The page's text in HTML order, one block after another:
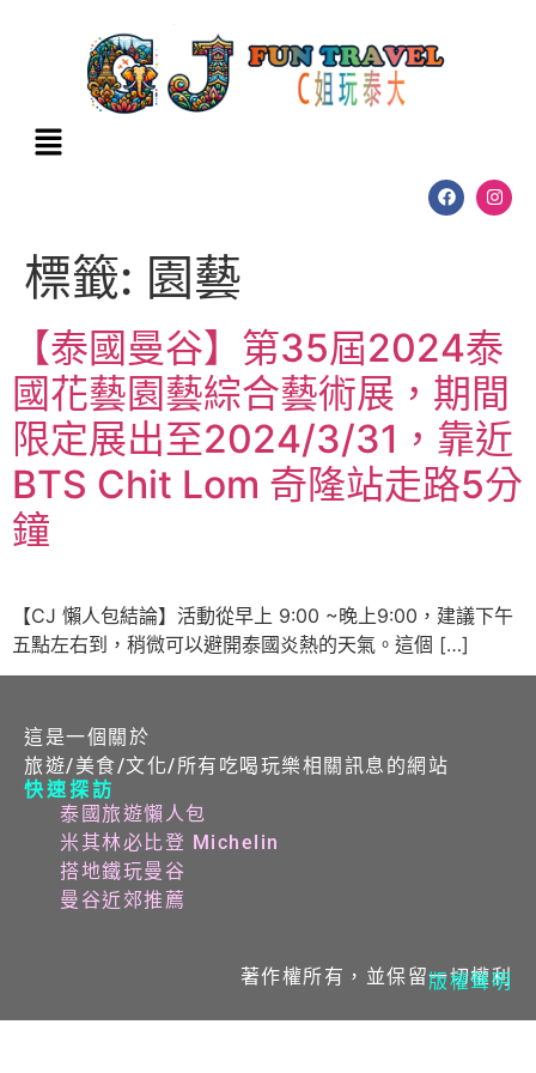
標籤: 園藝
【泰國曼谷】第35屆2024泰
國花藝園藝綜合藝術展，期間
限定展出至2024/3/31，靠近
BTS Chit Lom 奇隆站走路5分
鐘
【CJ 懶人包結論】活動從早上 9:00 ~晚上9:00，建議下午
五點左右到，稍微可以避開泰國炎熱的天氣。這個 […]
這是一個關於
旅遊/美食/文化/所有吃喝玩樂相關訊息的網站
快速探訪
泰國旅遊懶人包
米其林必比登 Michelin
搭地鐵玩曼谷
曼谷近郊推薦
著作權所有，並保留一切權利
版權聲明